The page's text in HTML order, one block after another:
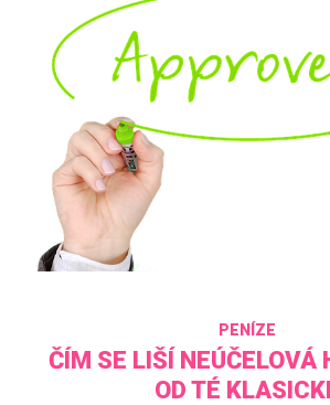
PENÍZE
ČÍM SE LIŠÍ NEÚČELOVÁ
OD TÉ